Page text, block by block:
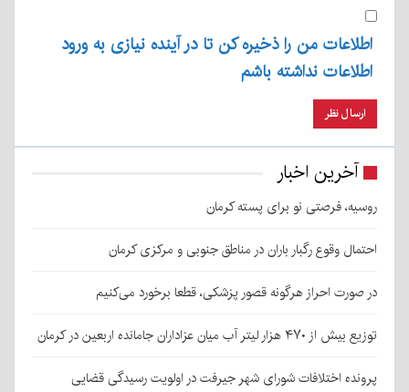
اطلاعات من را ذخیره کن تا در آینده نیازی به ورود
اطلاعات نداشته باشم
آخرین اخبار
روسیه، فرصتی نو برای پسته کرمان
احتمال وقوع رگبار باران در مناطق جنوبی و مرکزی کرمان
در صورت احراز هرگونه قصور پزشکی، قطعا برخورد می‌کنیم
توزیع بیش از ۴۷۰ هزار لیتر آب میان عزاداران جامانده اربعین در کرمان
پرونده اختلافات شورای شهر جیرفت در اولویت رسیدگی قضایی